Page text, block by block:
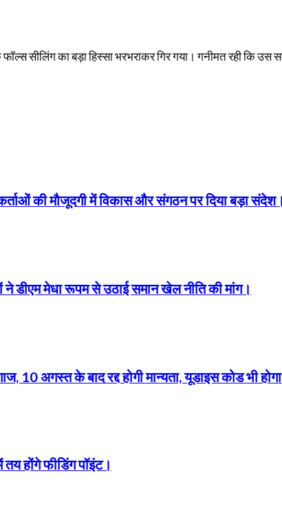
सीलिंग का बड़ा हिस्सा भरभराकर गिर गया। गनीमत रही कि उस
की मौजूदगी में विकास और संगठन पर दिया बड़ा
ने डीएम मेधा रूपम से उठाई समान खेल नीति की मांग।
अगस्त के बाद रद्द होगी मान्यता, यूडाइस कोड भी
होंगे फीडिंग पॉइंट।